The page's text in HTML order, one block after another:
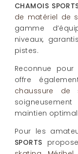
CHAMOIS
de matériel de
gamme
niveaux,
pistes.
Reconnue pour
offre
chaussure de
maintien
Pour les
SPORTS